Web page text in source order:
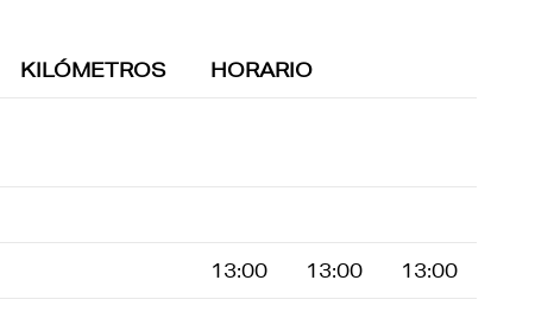
KILÓMETROS HORARIO
13:00 13:00 13:00